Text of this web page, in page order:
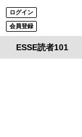
ログイン
会員登録
ESSE読者101